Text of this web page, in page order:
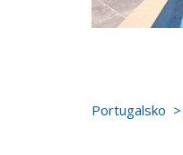
Portugalsko